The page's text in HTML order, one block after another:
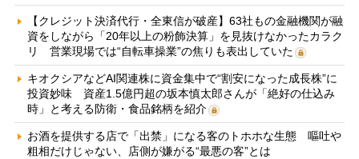
【クレジット決済代行・全東信が破産】63社もの金融機関が融
資をしながら「20年以上の粉飾決算」を見抜けなかったカラク
リ 営業現場では“自転車操業”の焦りも表出していた
キオクシアなどAI関連株に資金集中で“割安になった成長株”に
投資妙味 資産1.5億円超の坂本慎太郎さんが「絶好の仕込み
時」と考える防衛・食品銘柄を紹介
お酒を提供する店で「出禁」になる客のトホホな生態 嘔吐や
粗相だけじゃない、店側が嫌がる“最悪の客”とは